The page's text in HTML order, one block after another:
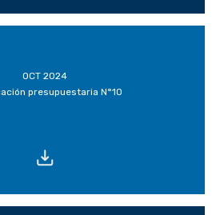
OCT 2024
presupuestaria N°10